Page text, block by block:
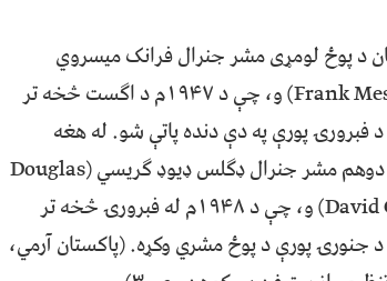
د پوځ لومړی مشر جنرال فرانک میسروي
(Frank Messervy) و، چې د ۱۹۴۷م د اګست څخه تر
د فبرورۍ پورې په دې دنده پاتې شو. له هغه
وروسته دوهم مشر جنرال ډګلس ډیوډ ګریسي (Douglas
David Gracey) و، چې د ۱۹۴۸م له فبرورۍ څخه تر
د جنورۍ پورې د پوځ مشري وکړه. (پاکستان آرمي،